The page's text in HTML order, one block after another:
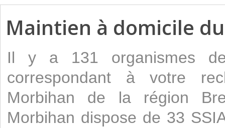
Maintien à domicile
Il y a 131 organismes
correspondant à votre
Morbihan de la région
Morbihan dispose de 33